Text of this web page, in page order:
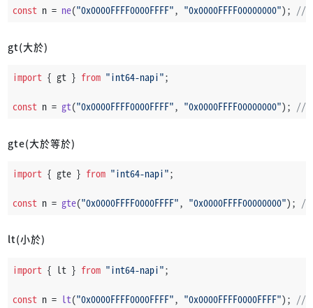
const n = ne("0x0000FFFF0000FFFF", "0x0000FFFF00000000"); //
gt(大於)
import { gt } from "int64-napi";
const n = gt("0x0000FFFF0000FFFF", "0x0000FFFF00000000"); //
gte(大於等於)
import { gte } from "int64-napi";
const n = gte("0x0000FFFF0000FFFF", "0x0000FFFF00000000"); //
lt(小於)
import { lt } from "int64-napi";
const n = lt("0x0000FFFF0000FFFF", "0x0000FFFF0000FFFF"); //